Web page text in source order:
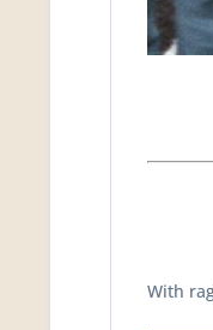
With